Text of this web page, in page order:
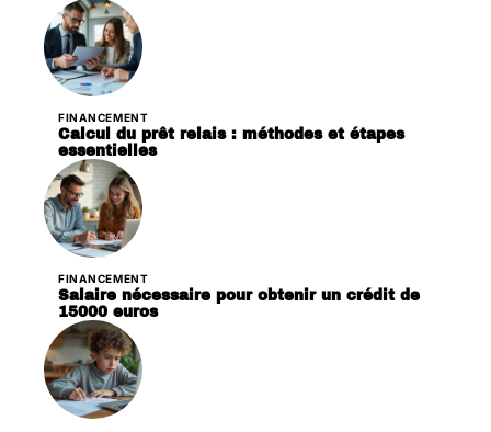
FINANCEMENT
Calcul du prêt relais : méthodes et étapes
essentielles
FINANCEMENT
Salaire nécessaire pour obtenir un crédit de
15000 euros